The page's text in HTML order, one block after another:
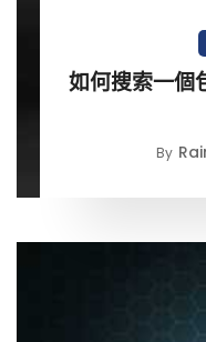
如何搜索一個
By